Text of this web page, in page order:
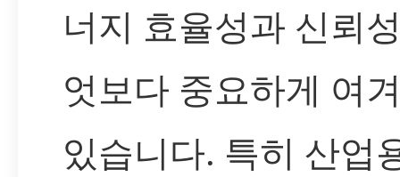
너지 효율성과 신뢰
엇보다 중요하게 여
있습니다. 특히 산업